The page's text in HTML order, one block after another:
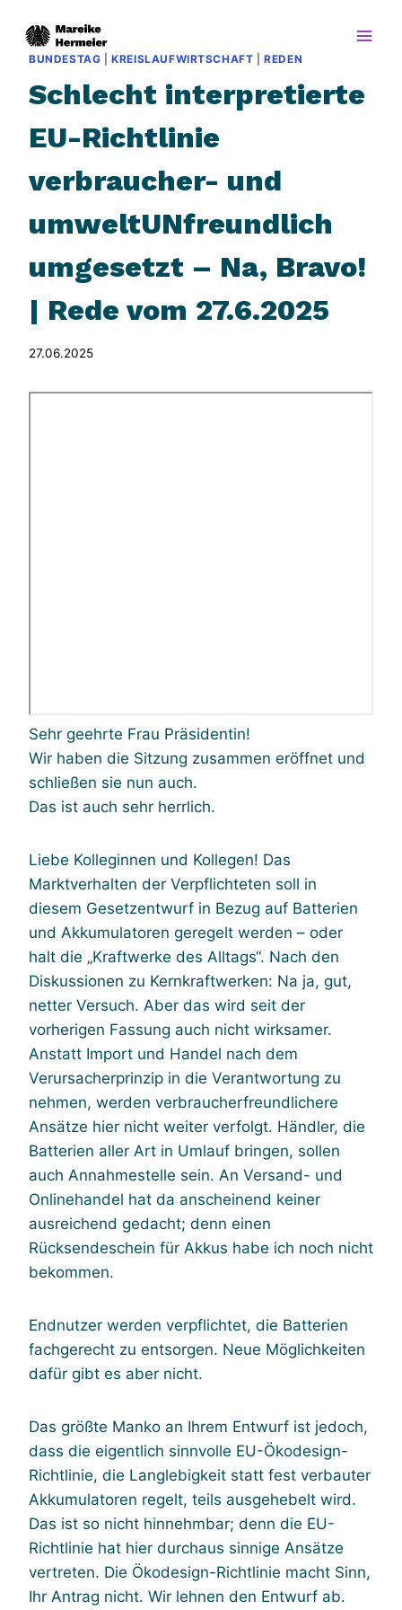
Inhalt
springenBUNDESTAG |KREISLAUFWIRTSCHAFT |REDEN
Schlecht interpretierte
EU-Richtlinie
verbraucher- und
umweltUNfreundlich
umgesetzt – Na, Bravo!
| Rede vom 27.6.2025
27.06.2025
Sehr geehrte Frau Präsidentin!
Wir haben die Sitzung zusammen eröffnet und
schließen sie nun auch.
Das ist auch sehr herrlich.
Liebe Kolleginnen und Kollegen! Das
Marktverhalten der Verpflichteten soll in
diesem Gesetzentwurf in Bezug auf Batterien
und Akkumulatoren geregelt werden – oder
halt die „Kraftwerke des Alltags“. Nach den
Diskussionen zu Kernkraftwerken: Na ja, gut,
netter Versuch. Aber das wird seit der
vorherigen Fassung auch nicht wirksamer.
Anstatt Import und Handel nach dem
Verursacherprinzip in die Verantwortung zu
nehmen, werden verbraucherfreundlichere
Ansätze hier nicht weiter verfolgt. Händler, die
Batterien aller Art in Umlauf bringen, sollen
auch Annahmestelle sein. An Versand- und
Onlinehandel hat da anscheinend keiner
ausreichend gedacht; denn einen
Rücksendeschein für Akkus habe ich noch nicht
bekommen.
Endnutzer werden verpflichtet, die Batterien
fachgerecht zu entsorgen. Neue Möglichkeiten
dafür gibt es aber nicht.
Das größte Manko an Ihrem Entwurf ist jedoch,
dass die eigentlich sinnvolle EU-Ökodesign-
Richtlinie, die Langlebigkeit statt fest verbauter
Akkumulatoren regelt, teils ausgehebelt wird.
Das ist so nicht hinnehmbar; denn die EU-
Richtlinie hat hier durchaus sinnige Ansätze
vertreten. Die Ökodesign-Richtlinie macht Sinn,
Ihr Antrag nicht. Wir lehnen den Entwurf ab.